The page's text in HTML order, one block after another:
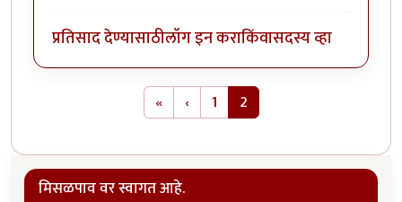
प्रतिसाद देण्यासाठीलॉग इन कराकिंवासदस्य व्हा
«First page
‹Previous page
1 2
मिसळपाव वर स्वागत आहे.